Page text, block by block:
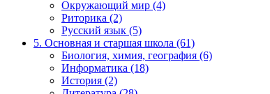
Окружающий мир (4)
Риторика (2)
Русский язык (5)
5. Основная и старшая школа (61)
Биология, химия, география (6)
Информатика (18)
История (2)